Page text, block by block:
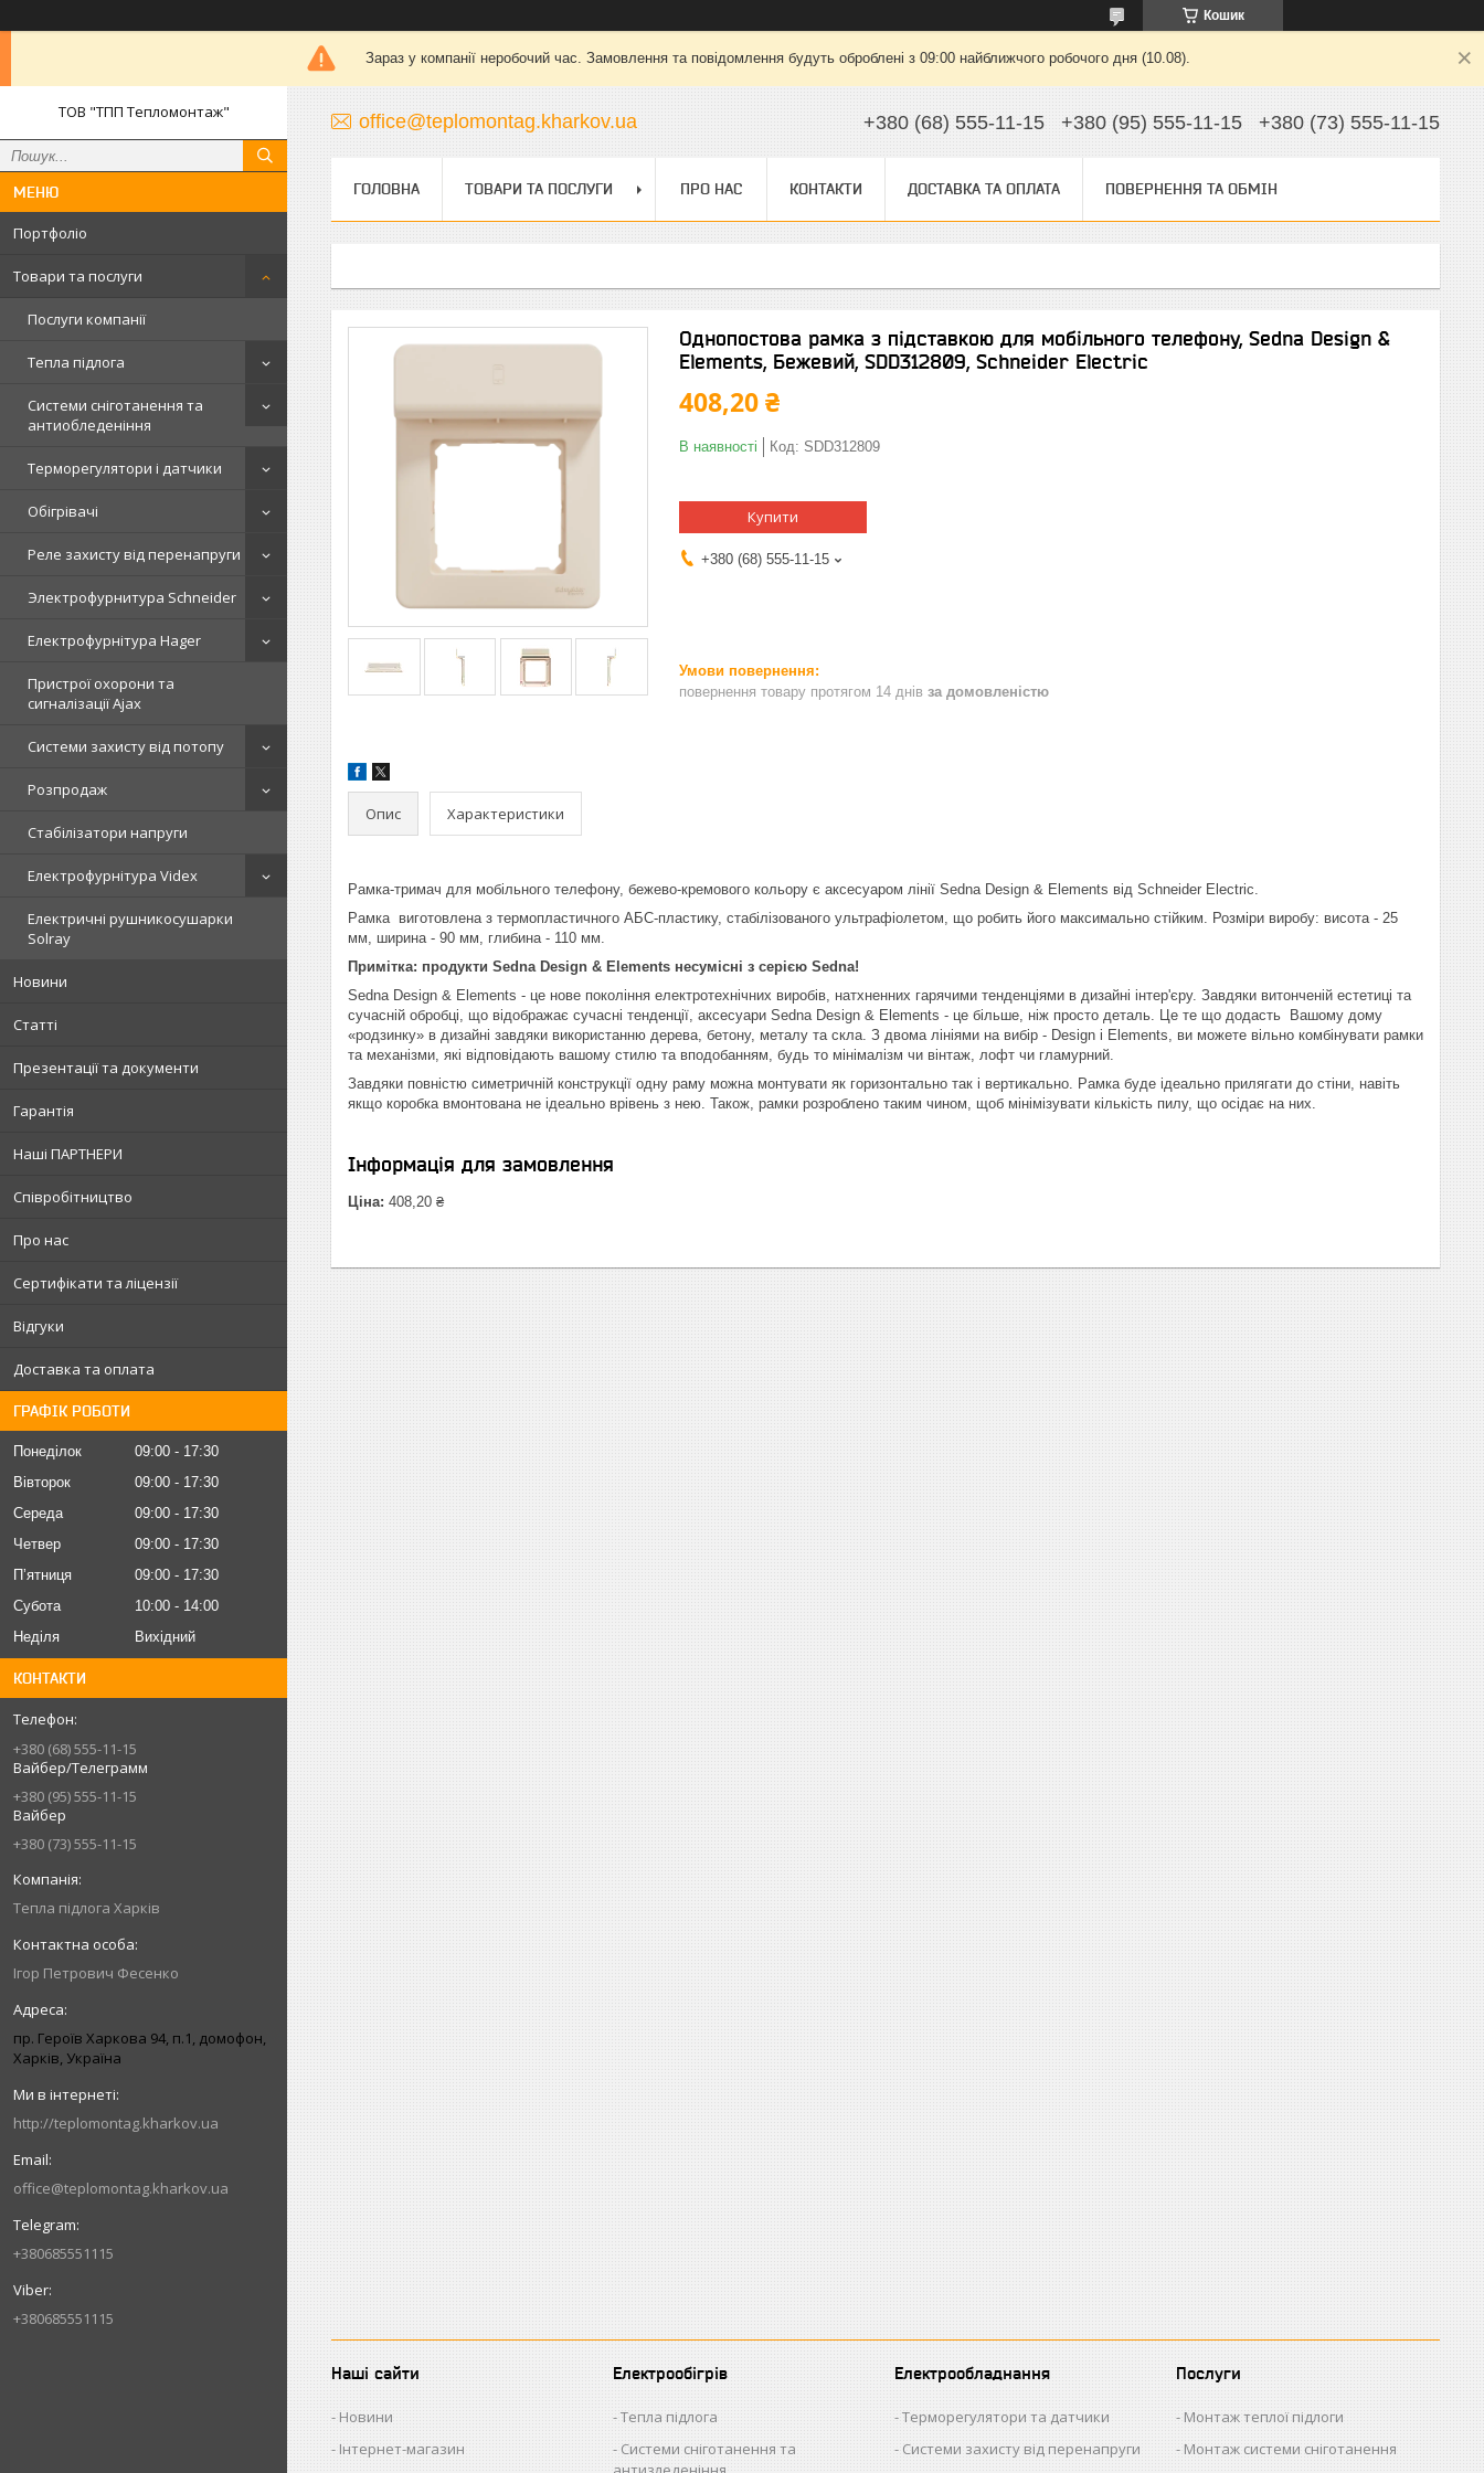
Кошик
Зараз у компанії неробочий час. Замовлення та повідомлення будуть оброблені з 09:00 найближчого робочого дня (10.08).
ТОВ "ТПП Тепломонтаж"
Портфоліо
Товари та послуги
Послуги компанії
Тепла підлога
Системи сніготанення та
антиобледеніння
Терморегулятори і датчики
Обігрівачі
Реле захисту від перенапруги
Электрофурнитура Schneider
Електрофурнітура Hager
Пристрої охорони та
сигналізації Ajax
Системи захисту від потопу
Розпродаж
Стабілізатори напруги
Електрофурнітура Videx
Електричні рушникосушарки
Solray
Новини
Статті
Презентації та документи
Гарантія
Наші ПАРТНЕРИ
Співробітництво
Про нас
Сертифікати та ліцензії
Відгуки
Доставка та оплата
ГРАФІК РОБОТИ
Понеділок 09:00
17:30
Вівторок
09:00
17:30
Середа
09:00
17:30
Четвер
09:00
17:30
Пʼятниця
09:00
17:30
Субота
10:00
14:00
Неділя
Вихідний
КОНТАКТИ
+380 (68) 555-11-15
Вайбер/Телеграмм
+380 (95) 555-11-15
Вайбер
+380 (73) 555-11-15
Тепла підлога Харків
Iгор Петрович Фесенко
пр. Героїв Харкова 94, п.1, домофон,
Харків, Україна
http://teplomontag.kharkov.ua
office@teplomontag.kharkov.ua
+380685551115
+380685551115
office@teplomontag.kharkov.ua +380 (68) 555-11-15 +380 (95) 555-11-15 +380 (73) 555-11-15
ГОЛОВНА ТОВАРИ ТА ПОСЛУГИ ПРО НАС КОНТАКТИ ДОСТАВКА ТА ОПЛАТА ПОВЕРНЕННЯ ТА ОБМІН
Однопостова рамка з підставкою для мобільного телефону, Sedna Design &
Elements, Бежевий, SDD312809, Schneider Electric
408,20 ₴
В наявності Код: SDD312809
Купити
+380 (68) 555-11-15
повернення товару протягом 14 днів за домовленістю
Опис Характеристики
Рамка-тримач для мобільного телефону, бежево-кремового кольору є аксесуаром лінії Sedna Design & Elements від Schneider Electric.
Рамка виготовлена з термопластичного АБС-пластику, стабілізованого ультрафіолетом, що робить його максимально стійким. Розміри виробу: висота - 25
мм, ширина - 90 мм, глибина - 110 мм.
Примітка: продукти Sedna Design & Elements несумісні з серією Sedna!
Sedna Design & Elements - це нове покоління електротехнічних виробів, натхненних гарячими тенденціями в дизайні інтер'єру. Завдяки витонченій естетиці та
сучасній обробці, що відображає сучасні тенденції, аксесуари Sedna Design & Elements - це більше, ніж просто деталь. Це те що додасть Вашому дому
«родзинку» в дизайні завдяки використанню дерева, бетону, металу та скла. З двома лініями на вибір - Design і Elements, ви можете вільно комбінувати рамки
та механізми, які відповідають вашому стилю та вподобанням, будь то мінімалізм чи вінтаж, лофт чи гламурний.
Завдяки повністю симетричній конструкції одну раму можна монтувати як горизонтально так і вертикально. Рамка буде ідеально прилягати до стіни, навіть
якщо коробка вмонтована не ідеально врівень з нею. Також, рамки розроблено таким чином, щоб мінімізувати кількість пилу, що осідає на них.
Інформація для замовлення
Ціна: 408,20 ₴
Наші сайти
Новини
Інтернет-магазин
Електрообігрів
Тепла підлога
Системи сніготанення та
Електрообладнання
Терморегулятори та датчики
Системи захисту від перенапруги
Послуги
Монтаж теплої підлоги
Монтаж системи сніготанення